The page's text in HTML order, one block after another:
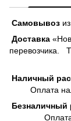
Самовывоз
Доставка
перевозчика.
Наличный
Оплата
Безналичный
Оплата по